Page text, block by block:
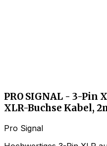
PRO SIGNAL - 3-Pin
XLR-Buchse Kabel,
Pro Signal